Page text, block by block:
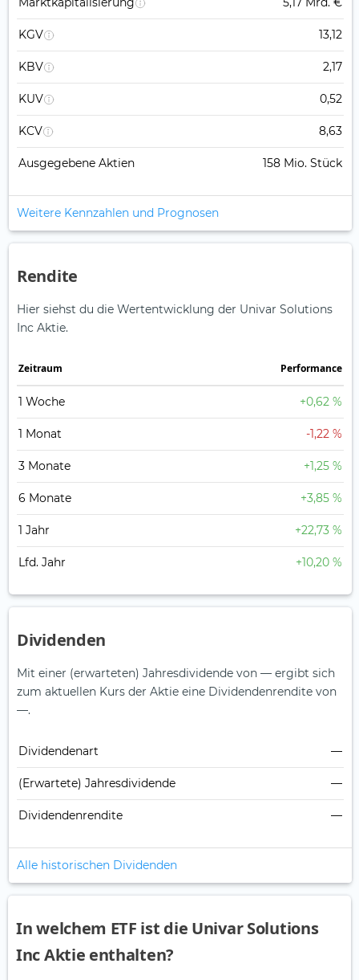
KGV 13,12
KBV 2,17
KUV 0,52
KCV 8,63
Ausgegebene Aktien 158 Mio. Stück
Weitere Kennzahlen und Prognosen
Rendite
Hier siehst du die Wertentwicklung der Univar Solutions
Inc Aktie.
Zeitraum Perfor­mance
1 Woche +0,62 %
1 Monat -1,22 %
3 Monate +1,25 %
6 Monate +3,85 %
1 Jahr +22,73 %
Lfd. Jahr +10,20 %
Dividenden
Mit einer (erwarteten) Jahresdividende von — ergibt sich
zum aktuellen Kurs der Aktie eine Dividendenrendite von
—.
Dividendenart —
(Erwartete) Jahresdividende —
Dividendenrendite —
Alle historischen Dividenden
In welchem ETF ist die Univar Solutions
Inc Aktie enthalten?